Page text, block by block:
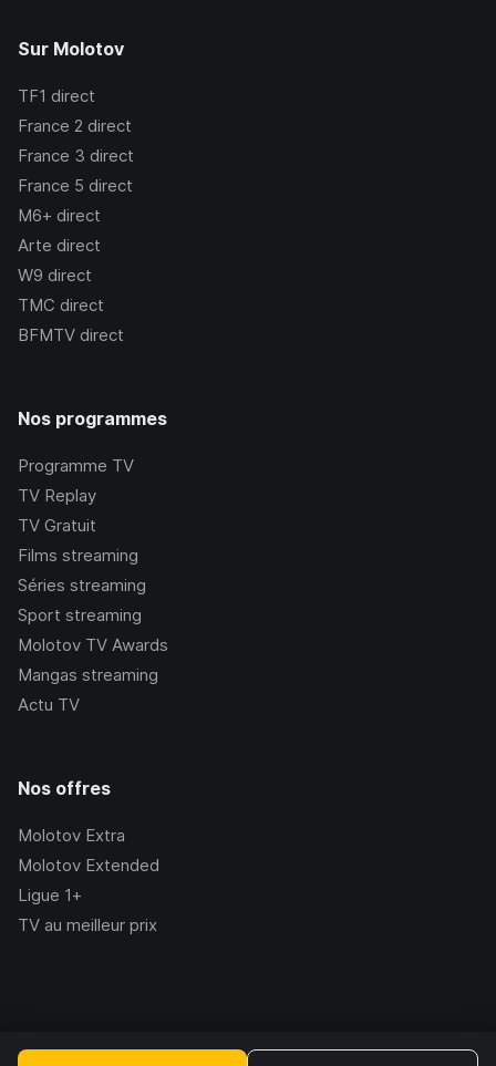
Sur Molotov
TF1 direct
France 2 direct
France 3 direct
France 5 direct
M6+ direct
Arte direct
W9 direct
TMC direct
BFMTV direct
Nos programmes
Programme TV
TV Replay
TV Gratuit
Films streaming
Séries streaming
Sport streaming
Molotov TV Awards
Mangas streaming
Actu TV
Nos offres
Molotov Extra
Molotov Extended
Ligue 1+
TV au meilleur prix
2.228.1